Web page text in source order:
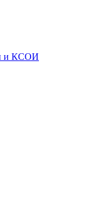
и КСОИ